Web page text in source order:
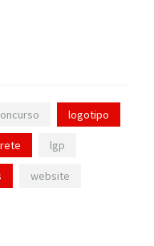
logotipo
lgp
website